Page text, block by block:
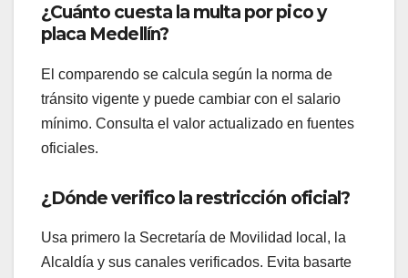
¿Cuánto cuesta la multa por pico y
placa Medellín?
El comparendo se calcula según la norma de
tránsito vigente y puede cambiar con el salario
mínimo. Consulta el valor actualizado en fuentes
oficiales.
¿Dónde verifico la restricción oficial?
Usa primero la Secretaría de Movilidad local, la
Alcaldía y sus canales verificados. Evita basarte